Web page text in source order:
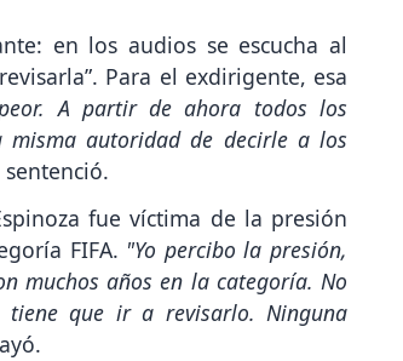
en los audios se escucha al
Para el exdirigente, esa
A partir de ahora todos los
misma autoridad de decirle a los
sentenció.
fue víctima de la presión
FIFA. "Yo percibo la presión,
muchos años en la categoría. No
que ir a revisarlo. Ninguna